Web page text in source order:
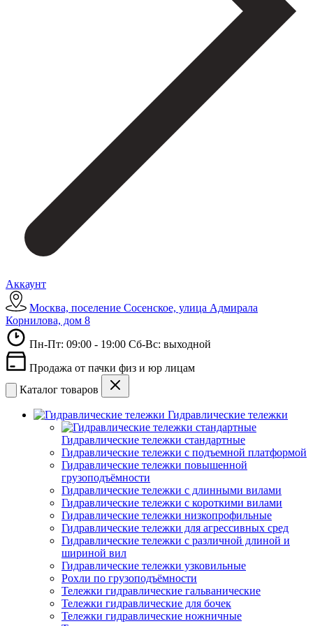
Аккаунт
Москва, поселение Сосенское, улица Адмирала
Корнилова, дом 8
Пн-Пт: 09:00 - 19:00 Сб-Вс: выходной
Продажа от пачки физ и юр лицам
Каталог товаров
Гидравлические тележки
Гидравлические тележки стандартные
Гидравлические тележки с подъемной платформой
Гидравлические тележки повышенной
грузоподъёмности
Гидравлические тележки с длинными вилами
Гидравлические тележки с короткими вилами
Гидравлические тележки низкопрофильные
Гидравлические тележки для агрессивных сред
Гидравлические тележки с различной длиной и
шириной вил
Гидравлические тележки узковильные
Рохли по грузоподъёмности
Тележки гидравлические гальванические
Тележки гидравлические для бочек
Тележки гидравлические ножничные